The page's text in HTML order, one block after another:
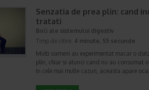
Senzatia de prea plin: cand
tratati
Boli ale sistemului digestiv
Timp de citire: 4 minute, 55 secunde
Multi oameni au experimentat macar o
plin, chiar si atunci cand nu au consumat
In cele mai multe cazuri, aceasta apare